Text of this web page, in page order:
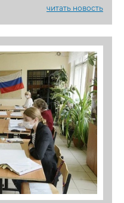
читать новость